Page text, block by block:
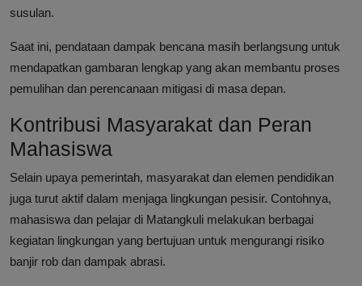
susulan.
Saat ini, pendataan dampak bencana masih berlangsung untuk
mendapatkan gambaran lengkap yang akan membantu proses
pemulihan dan perencanaan mitigasi di masa depan.
Kontribusi Masyarakat dan Peran
Mahasiswa
Selain upaya pemerintah, masyarakat dan elemen pendidikan
juga turut aktif dalam menjaga lingkungan pesisir. Contohnya,
mahasiswa dan pelajar di Matangkuli melakukan berbagai
kegiatan lingkungan yang bertujuan untuk mengurangi risiko
banjir rob dan dampak abrasi.